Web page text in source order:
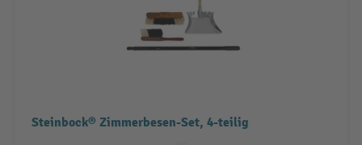
Steinbock® Zimmerbesen-Set, 4-teilig